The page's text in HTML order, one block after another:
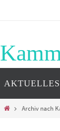
Inhalt
springen
AKTUELLES
StartArchiv nach